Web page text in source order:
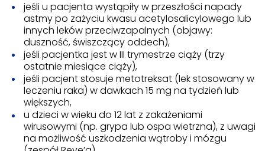
jeśli u pacjenta wystąpiły w przeszłości napady
astmy po zażyciu kwasu acetylosalicylowego lub
innych leków przeciwzapalnych (objawy:
duszność, świszczący oddech),
jeśli pacjentka jest w III trymestrze ciąży (trzy
ostatnie miesiące ciąży),
jeśli pacjent stosuje metotreksat (lek stosowany w
leczeniu raka) w dawkach 15 mg na tydzień lub
większych,
u dzieci w wieku do 12 lat z zakażeniami
wirusowymi (np. grypa lub ospa wietrzna), z uwagi
na możliwość uszkodzenia wątroby i mózgu